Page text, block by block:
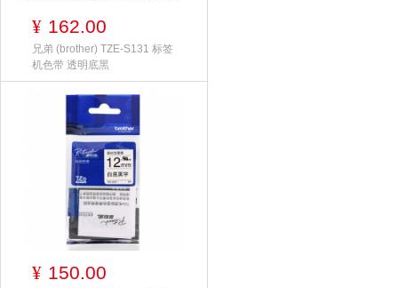
¥ 162.00
兄弟 (brother) TZE-S131 标签
机色带 透明底黑
¥ 150.00